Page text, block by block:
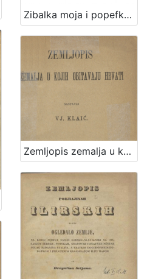
Zibalka moja i popefke / Ana Mikelec Gotal
Zemljopis zemalja u kojih obitavaju Hrvati / sastavio Vj. Klaić